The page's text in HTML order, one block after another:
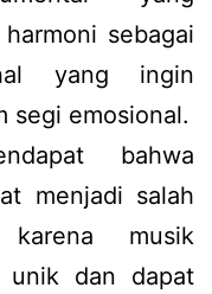
sebagai
yang ingin
segi emosional.
bahwa
menjadi salah
musik
unik dan dapat